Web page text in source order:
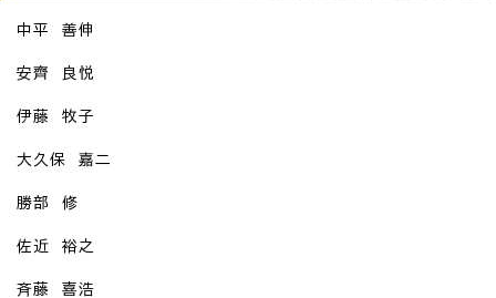
中平 善伸
安齊 良悦
伊藤 牧子
大久保 嘉二
勝部 修
佐近 裕之
斉藤 喜浩